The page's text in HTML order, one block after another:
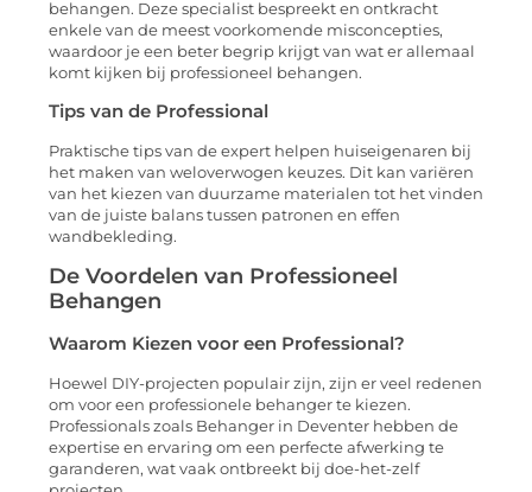
behangen. Deze specialist bespreekt en ontkracht
enkele van de meest voorkomende misconcepties,
waardoor je een beter begrip krijgt van wat er allemaal
komt kijken bij professioneel behangen.
Tips van de Professional
Praktische tips van de expert helpen huiseigenaren bij
het maken van weloverwogen keuzes. Dit kan variëren
van het kiezen van duurzame materialen tot het vinden
van de juiste balans tussen patronen en effen
wandbekleding.
De Voordelen van Professioneel
Behangen
Waarom Kiezen voor een Professional?
Hoewel DIY-projecten populair zijn, zijn er veel redenen
om voor een professionele behanger te kiezen.
Professionals zoals Behanger in Deventer hebben de
expertise en ervaring om een perfecte afwerking te
garanderen, wat vaak ontbreekt bij doe-het-zelf